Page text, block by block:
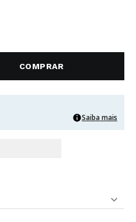
COMPRAR
Saiba mais